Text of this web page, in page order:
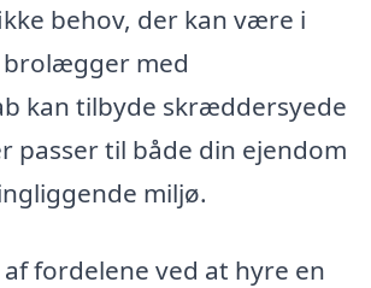
behov, der kan være i
med
kan tilbyde skræddersyede
passer til både din ejendom
miljø.
fordelene ved at hyre en